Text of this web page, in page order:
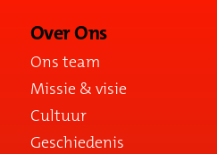
Over Ons
Ons team
Missie & visie
Cultuur
Geschiedenis